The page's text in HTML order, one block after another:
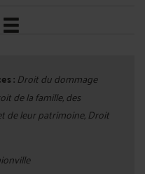
:Droit du dommage
de la famille, des
de leur patrimoine, Droit